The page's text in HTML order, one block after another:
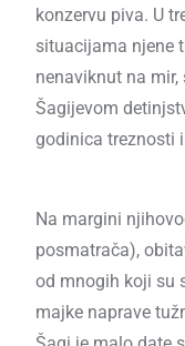
konzervu piva. U
situacijama njene
nenaviknut na mir,
Šagijevom
godinica treznosti
Na margini
posmatrača),
od mnogih koji su
majke naprave